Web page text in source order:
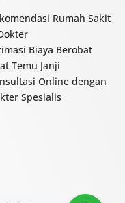
Rumah Sakit
Biaya Berobat
Temu Janji
Online dengan
Spesialis